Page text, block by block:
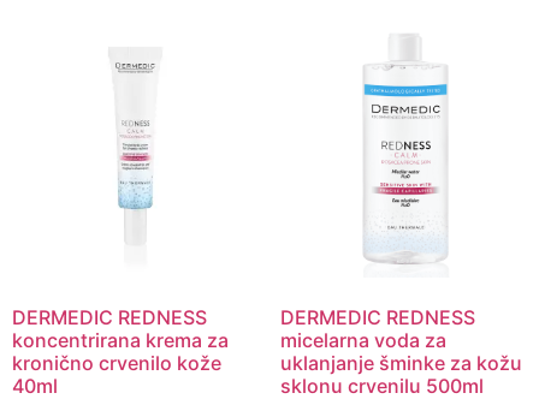
DERMEDIC REDNESS
koncentrirana krema za
kronično crvenilo kože
40ml
DERMEDIC REDNESS
micelarna voda za
uklanjanje šminke za kožu
sklonu crvenilu 500ml